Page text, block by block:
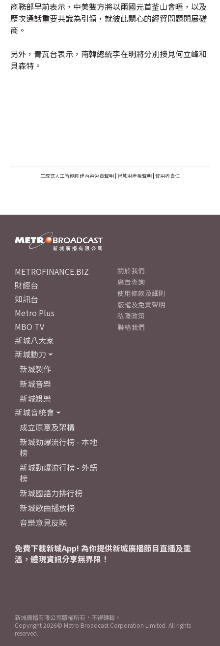
商務部早前表示，中美雙方將以兩國元首釜山會晤，以及
歷次通話重要共識為引領，就彼此關心的經貿問題開展磋
商。
另外，青瓦台表示，南韓總統李在明將分別接見何立峰和
貝森特。
生成式人工智能創建內容免責聲明 | 智慧財產權聲明 | 使用者責任
METROFINANCE.BIZ
財經台
知訊台
Metro Plus
MBO TV
新城八大家
新城動力
新城製作
新城音樂
新城娛樂
新城音統會
成立原意及架構
新城勁爆流行榜 - 本地
榜
新城勁爆流行榜 - 外語
榜
新城國語力排行榜
新城歌曲播放榜
音樂意見反映
關於我們
廣告查詢
使用條款及細則
版權及免責聲明
私隱政策
聯絡我們
免費下載新城App! 為你提供新城廣播節目直播及重
溫，體現資訊分享無界限！
新城廣播有限公司版權所有，不得轉載。
Copyright 2026© Metro Broadcast Corporation Limited. All rights
reserved.